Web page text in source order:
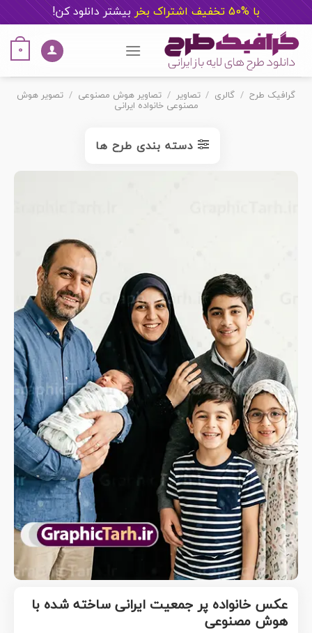
با %50 تخفیف اشتراک بخر بیشتر دانلود کن!
content
0
گرافیک طرح / گالری / تصاویر / تصاویر هوش مصنوعی / تصویر هوش
مصنوعی خانواده ایرانی
دسته بندی طرح ها
عکس خانواده پر جمعیت ایرانی ساخته شده با
هوش مصنوعی